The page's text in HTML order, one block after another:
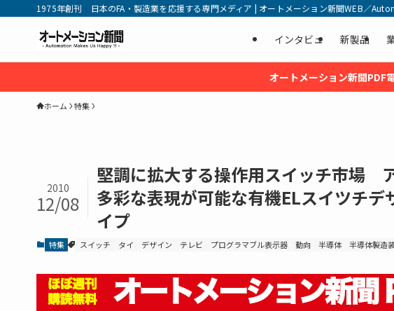
1975年創刊 日本のFA・製造業を応援する専門メディア | オートメーション新聞WEB／
インタビュ 新製品
オートメーション新聞PDF
ホーム 特集
堅調に拡大する操作用スイッチ市場
多彩な表現が可能な有機ELスイツチ
イプ
2010
12/08
特集 スイッチ タイ デザイン テレビ プログラマブル表示器 動向 半導体 半導体製造